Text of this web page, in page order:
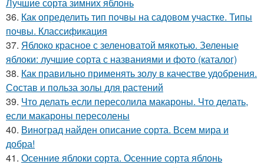
36. Как определить тип почвы на садовом участке. Типы
почвы. Классификация
37. Яблоко красное с зеленоватой мякотью. Зеленые
яблоки: лучшие сорта с названиями и фото (каталог)
38. Как правильно применять золу в качестве удобрения.
Состав и польза золы для растений
39. Что делать если пересолила макароны. Что делать,
если макароны пересолены
40. Виноград найден описание сорта. Всем мира и
добра!
41. Осенние яблоки сорта. Осенние сорта яблонь